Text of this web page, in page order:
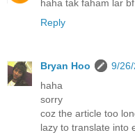
haha tak faham lar
Reply
Bryan Hoo
9/
haha
sorry
coz the article too
lazy to translate into